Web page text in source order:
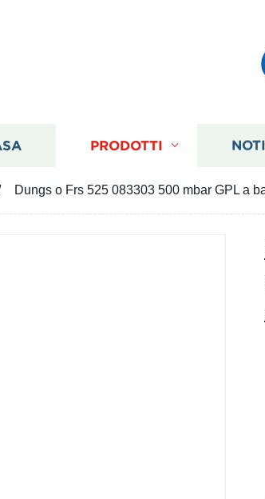
PRODOTTI
Dungs o Frs 525 083303 500 mbar GPL a